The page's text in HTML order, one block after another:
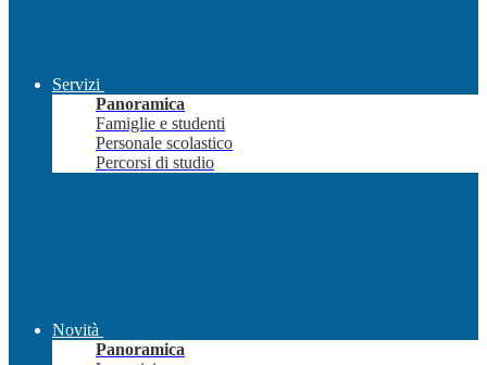
Servizi
Panoramica
Famiglie e studenti
Personale scolastico
Percorsi di studio
Novità
Panoramica